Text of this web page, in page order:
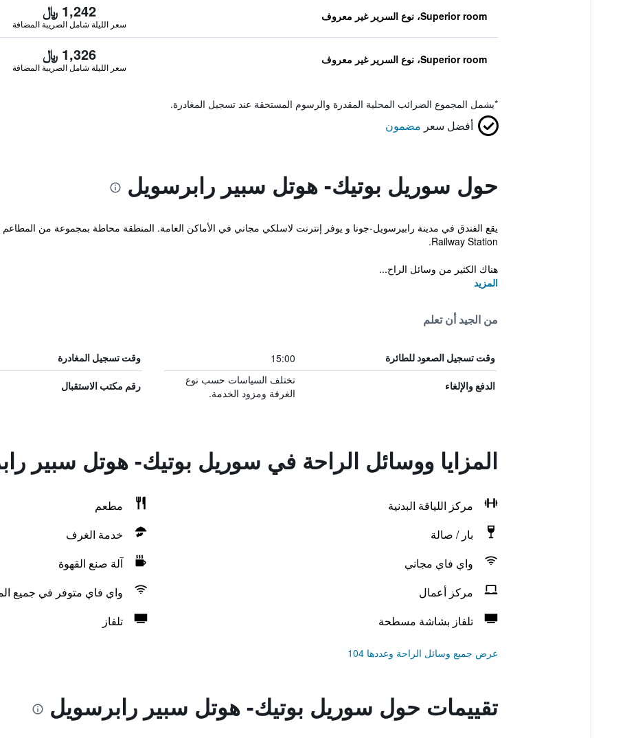
Superior room، نوع السرير غير معروف 1,242 ﷼
سعر الليلة شامل الصريبة المضافة
Superior room، نوع السرير غير معروف 1,326 ﷼
سعر الليلة شامل الصريبة المضافة
*يشمل المجموع الضرائب المحلية المقدرة والرسوم المستحقة عند تسجيل المغادرة.
أفضل سعر مضمون
حول سوريل بوتيك- هوتل سبير رابرسويل
Railway Station.
هناك الكثير من وسائل الراح...
المزيد
من الجيد أن تعلم
وقت تسجيل الصعود للطائرة 15:00 وقت تسجيل المغادرة
الدفع والإلغاء
تختلف السياسات حسب نوع
الغرفة ومزود الخدمة.
رقم مكتب الاستقبال
المزايا ووسائل الراحة في سوريل بوتيك- هوتل سبير
مركز اللياقة البدنية
مطعم
بار / صالة
خدمة الغرف
واي فاي مجاني
آلة صنع القهوة
مركز أعمال
واي فاي متوفر في جميع
تلفاز بشاشة مسطحة
تلفاز
عرض جميع وسائل الراحة وعددها 104
تقييمات حول سوريل بوتيك- هوتل سبير رابرسويل